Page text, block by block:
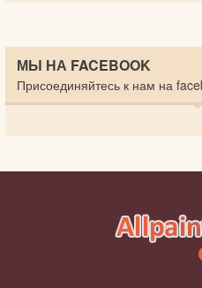
МЫ НА FACEBOOK
Присоединяйтесь к нам на